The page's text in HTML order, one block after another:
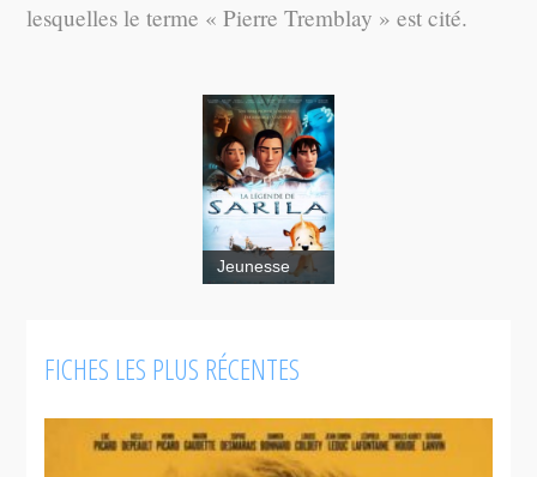
lesquelles le terme « Pierre Tremblay » est cité.
Jeunesse
FICHES LES PLUS RÉCENTES